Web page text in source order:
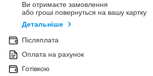
Ви отримаєте замовлення
або гроші повернуться на вашу картку
Детальніше
Післяплата
Оплата на рахунок
Готівкою